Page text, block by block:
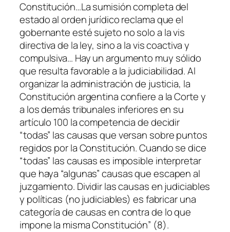
Constitución…La sumisión completa del
estado al orden jurídico reclama que el
gobernante esté sujeto no solo a la vis
directiva de la ley, sino a la vis coactiva y
compulsiva… Hay un argumento muy sólido
que resulta favorable a la judiciabilidad. Al
organizar la administración de justicia, la
Constitución argentina confiere a la Corte y
a los demás tribunales inferiores en su
artículo 100 la competencia de decidir
“todas” las causas que versan sobre puntos
regidos por la Constitución. Cuando se dice
“todas” las causas es imposible interpretar
que haya “algunas” causas que escapen al
juzgamiento. Dividir las causas en judiciables
y políticas (no judiciables) es fabricar una
categoría de causas en contra de lo que
impone la misma Constitución” (8).